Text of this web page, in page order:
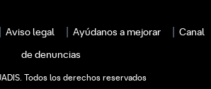
Aviso legal Ayúdanos a mejorar Canal
de denuncias
Todos los derechos reservados